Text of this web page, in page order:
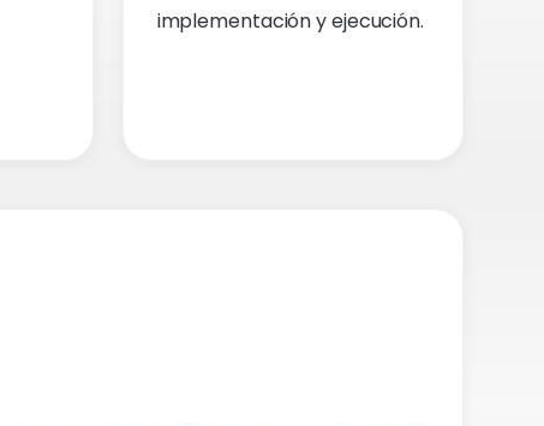
implementación y ejecución.